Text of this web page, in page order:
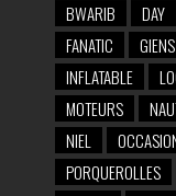
BWARIB
DAY
FANATIC
GIENS
INFLATABLE
MOTEURS
NIEL
PORQUEROLLES